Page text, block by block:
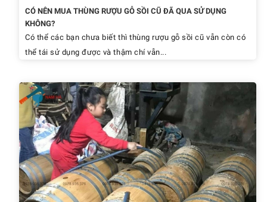
CÓ NÊN MUA THÙNG RƯỢU GỖ SỒI CŨ ĐÃ QUA SỬ DỤNG
KHÔNG?
Có thể các bạn chưa biết thì thùng rượu gỗ sồi cũ vẫn còn có
thể tái sử dụng được và thậm chí vẫn...